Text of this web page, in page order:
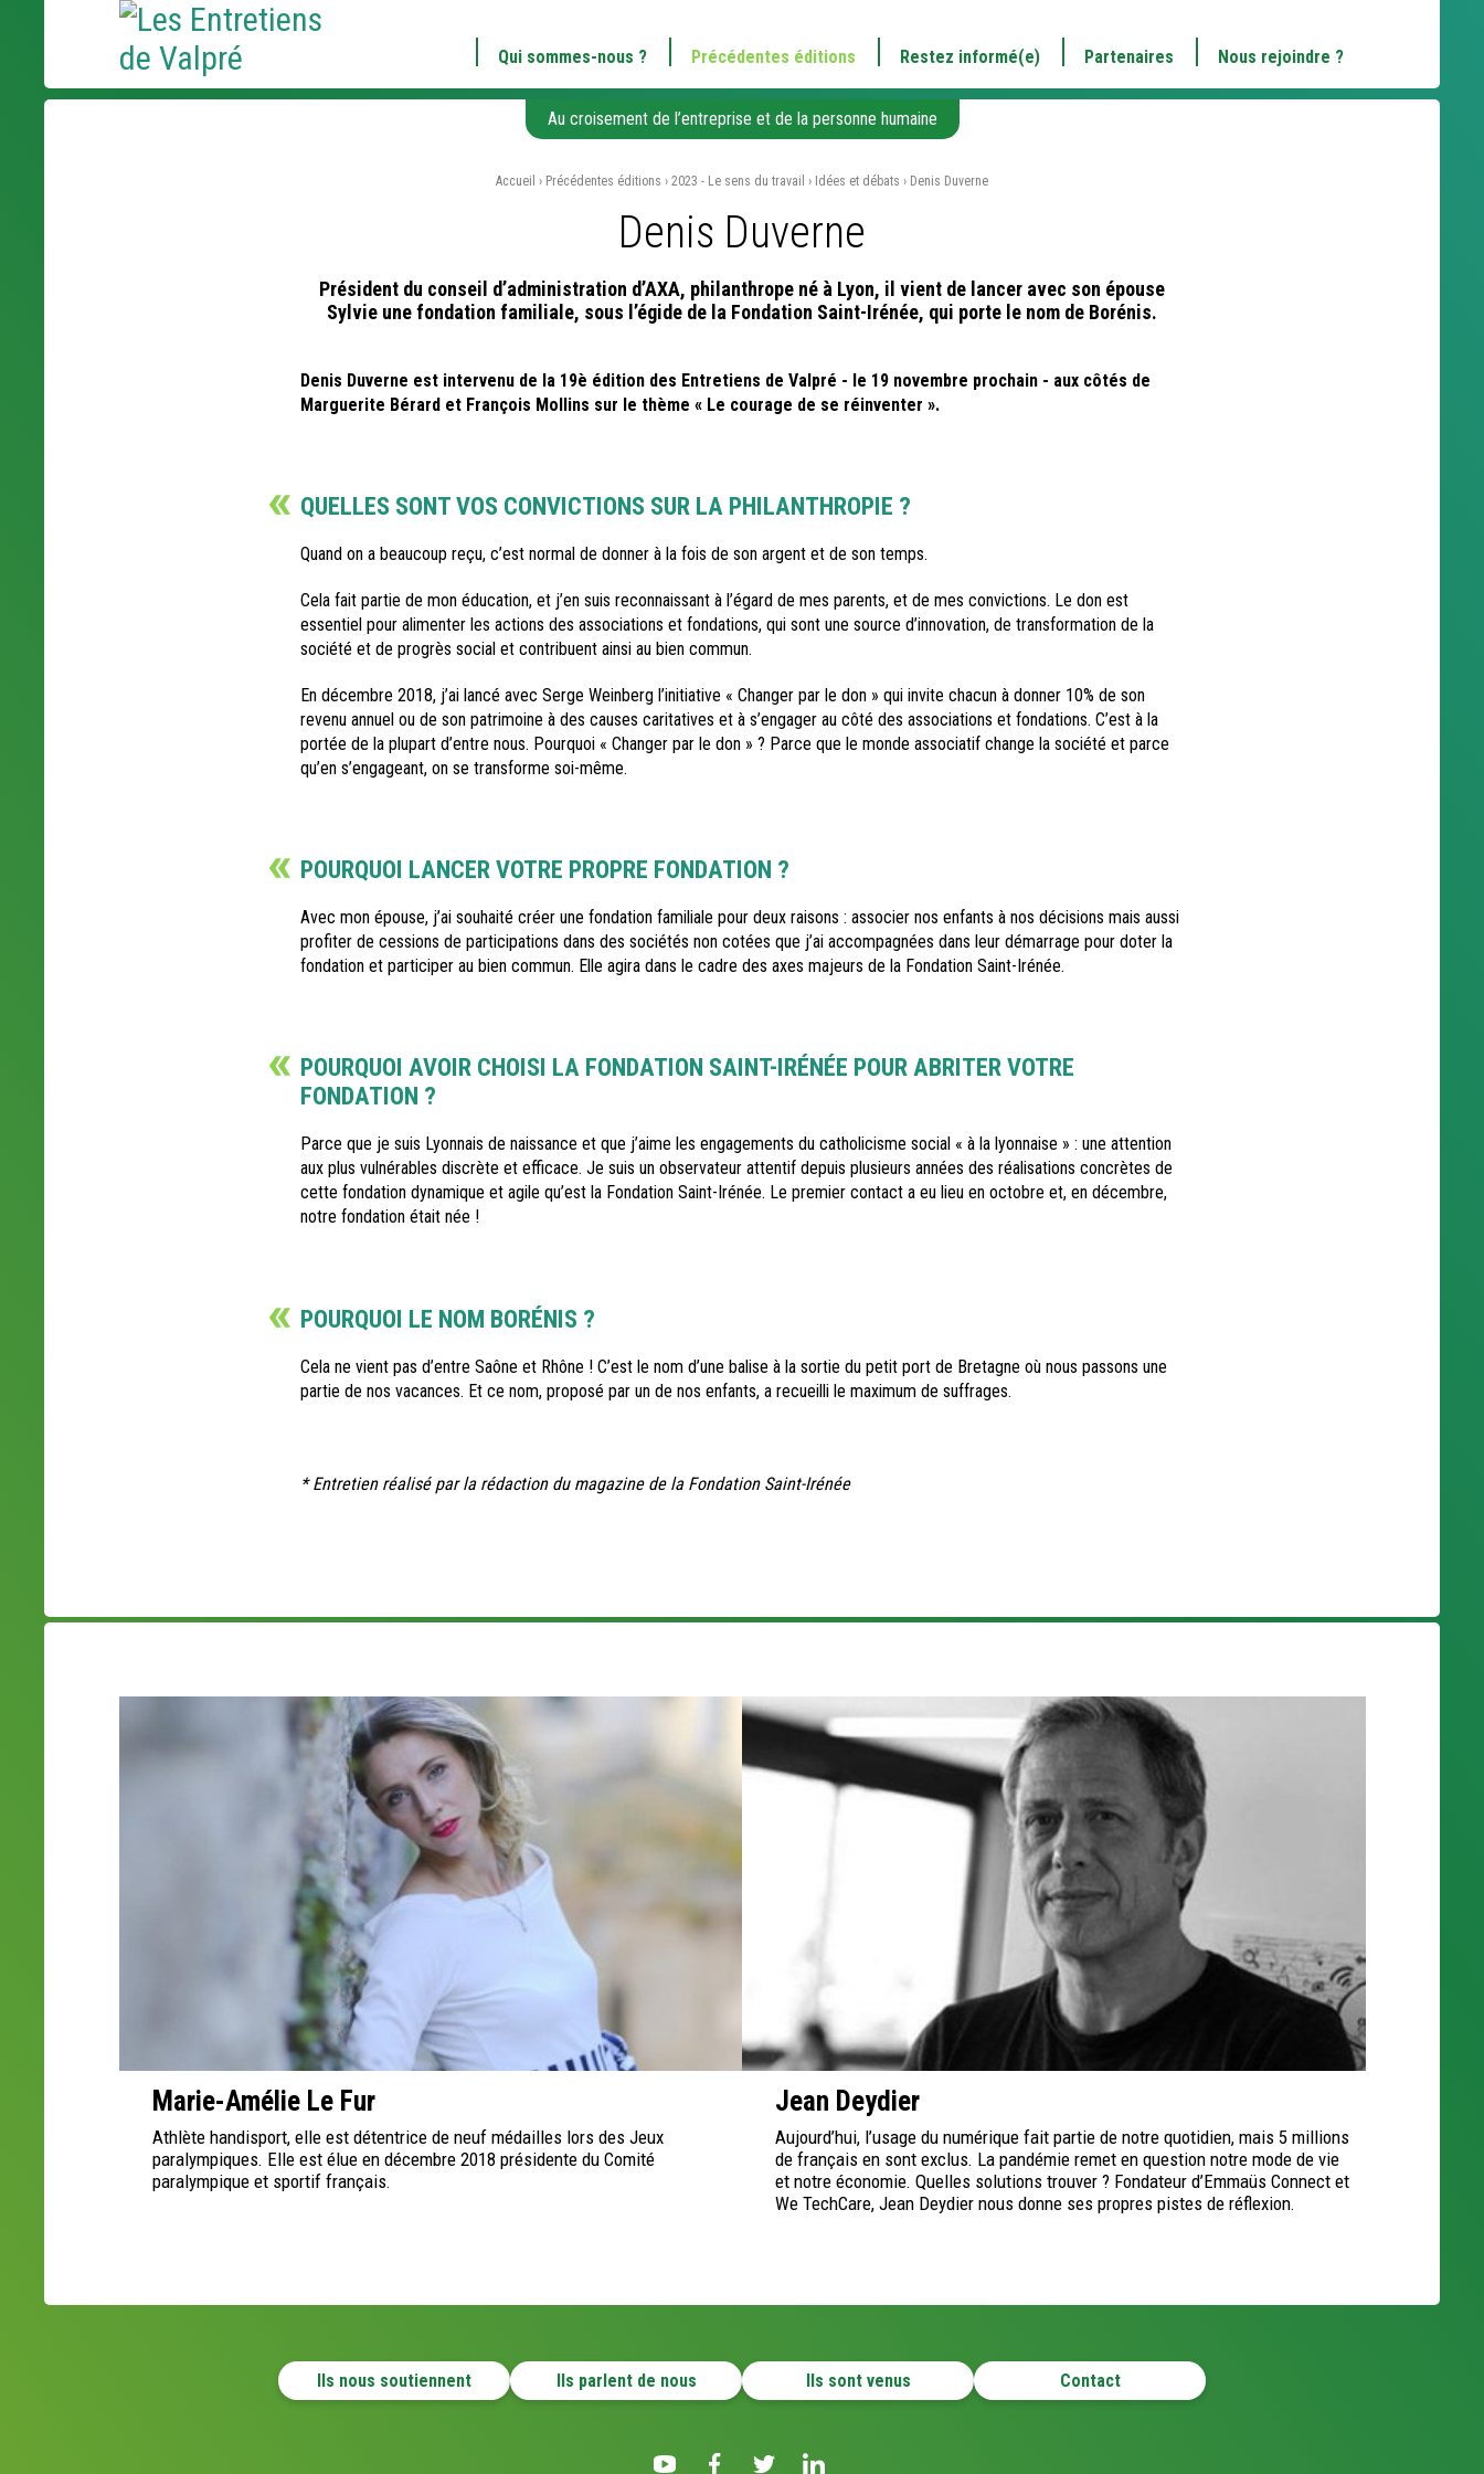
navigation
Qui sommes-nous ? Précédentes éditions Restez informé(e) Partenaires Nous rejoindre ?
Au croisement de l’entreprise et de la personne humaine
Accueil › Précédentes éditions › 2023 - Le sens du travail › Idées et débats › Denis Duverne
Denis Duverne
Président du conseil d’administration d’AXA, philanthrope né à Lyon, il vient de lancer avec son épouse
Sylvie une fondation familiale, sous l’égide de la Fondation Saint-Irénée, qui porte le nom de Borénis.
Denis Duverne est intervenu de la 19è édition des Entretiens de Valpré - le 19 novembre prochain - aux côtés de
Marguerite Bérard et François Mollins sur le thème « Le courage de se réinventer ».
QUELLES SONT VOS CONVICTIONS SUR LA PHILANTHROPIE ?
Quand on a beaucoup reçu, c’est normal de donner à la fois de son argent et de son temps.
Cela fait partie de mon éducation, et j’en suis reconnaissant à l’égard de mes parents, et de mes convictions. Le don est
essentiel pour alimenter les actions des associations et fondations, qui sont une source d’innovation, de transformation de la
société et de progrès social et contribuent ainsi au bien commun.
En décembre 2018, j’ai lancé avec Serge Weinberg l’initiative « Changer par le don » qui invite chacun à donner 10% de son
revenu annuel ou de son patrimoine à des causes caritatives et à s’engager au côté des associations et fondations. C’est à la
portée de la plupart d’entre nous. Pourquoi « Changer par le don » ? Parce que le monde associatif change la société et parce
qu’en s’engageant, on se transforme soi-même.
POURQUOI LANCER VOTRE PROPRE FONDATION ?
Avec mon épouse, j’ai souhaité créer une fondation familiale pour deux raisons : associer nos enfants à nos décisions mais aussi
profiter de cessions de participations dans des sociétés non cotées que j’ai accompagnées dans leur démarrage pour doter la
fondation et participer au bien commun. Elle agira dans le cadre des axes majeurs de la Fondation Saint-Irénée.
POURQUOI AVOIR CHOISI LA FONDATION SAINT-IRÉNÉE POUR ABRITER VOTRE
FONDATION ?
Parce que je suis Lyonnais de naissance et que j’aime les engagements du catholicisme social « à la lyonnaise » : une attention
aux plus vulnérables discrète et efficace. Je suis un observateur attentif depuis plusieurs années des réalisations concrètes de
cette fondation dynamique et agile qu’est la Fondation Saint-Irénée. Le premier contact a eu lieu en octobre et, en décembre,
notre fondation était née !
POURQUOI LE NOM BORÉNIS ?
Cela ne vient pas d’entre Saône et Rhône ! C’est le nom d’une balise à la sortie du petit port de Bretagne où nous passons une
partie de nos vacances. Et ce nom, proposé par un de nos enfants, a recueilli le maximum de suffrages.
* Entretien réalisé par la rédaction du magazine de la Fondation Saint-Irénée
Marie-Amélie Le Fur
Athlète handisport, elle est détentrice de neuf médailles lors des Jeux
paralympiques. Elle est élue en décembre 2018 présidente du Comité
paralympique et sportif français.
Jean Deydier
Aujourd’hui, l’usage du numérique fait partie de notre quotidien, mais 5 millions
de français en sont exclus. La pandémie remet en question notre mode de vie
et notre économie. Quelles solutions trouver ? Fondateur d’Emmaüs Connect et
We TechCare, Jean Deydier nous donne ses propres pistes de réflexion.
Ils nous soutiennent Ils parlent de nous Ils sont venus Contact